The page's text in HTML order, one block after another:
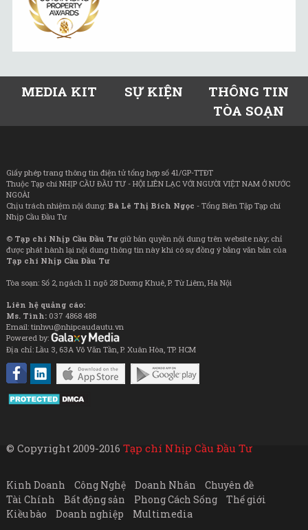
MEDIA KIT SỰ KIỆN
THÔNG TIN
TÒA SOẠN
Giấy phép trang thông tin điện tử tổng hợp số 41/GP-TTĐT
Thuộc Tạp chí NHỊP CẦU ĐẦU TƯ - HỘI LIÊN LẠC VỚI NGƯỜI VIỆT NAM Ở NƯỚC
NGOÀI
Chịu trách nhiệm nội dung: Bà Lê Thị Bích Ngọc - Tổng Biên Tập Tạp chí
Nhịp Cầu Đầu Tư
© Tạp chí Nhịp Cầu Đầu Tưgiữ bản quyền nội dung trên website này; chỉ
được phát hành lại nội dung thông tin này khi có sự đồng ý bằng văn bản của
Tạp chí Nhịp Cầu Đầu Tư
Tòa soạn: Số 2, ngách 11 ngõ 28 Dương Khuê, P. Từ Liêm, Hà Nội
Liên hệ quảng cáo:
Ms. Tình: 037 4868 488
Email: tinhvu@nhipcaudautu.vn
Powered by:
Địa chỉ: Lầu 3, 63A Võ Văn Tần, P. Xuân Hòa, TP. HCM
© Copyright 2009-2016 Tạp chí Nhịp Cầu Đầu Tư
Kinh Doanh Công Nghệ Doanh Nhân
Chuyên đề
Tài Chính
Bất động sản Phong Cách Sống
Thế giới
Kiều bào
Doanh nghiệp Multimedia